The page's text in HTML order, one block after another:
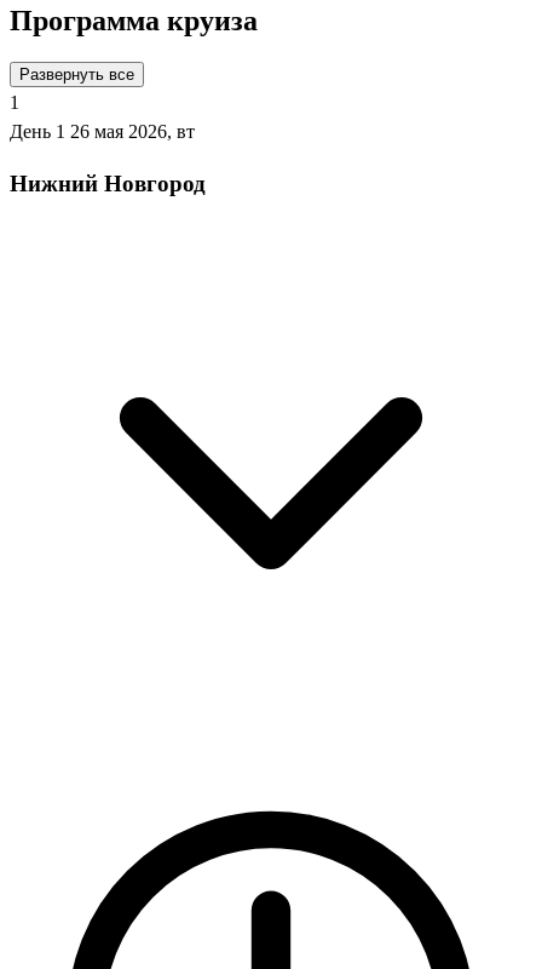
Программа круиза
Развернуть все
1
День 1 26 мая 2026, вт
Нижний Новгород